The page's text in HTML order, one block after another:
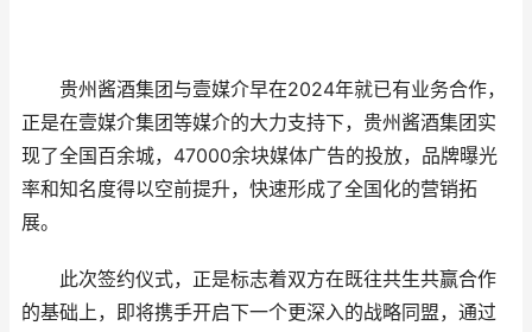
贵州酱酒集团与壹媒介早在2024年就已有业务合作，
正是在壹媒介集团等媒介的大力支持下，贵州酱酒集团实
现了全国百余城，47000余块媒体广告的投放，品牌曝光
率和知名度得以空前提升，快速形成了全国化的营销拓
展。
此次签约仪式，正是标志着双方在既往共生共赢合作
的基础上，即将携手开启下一个更深入的战略同盟，通过